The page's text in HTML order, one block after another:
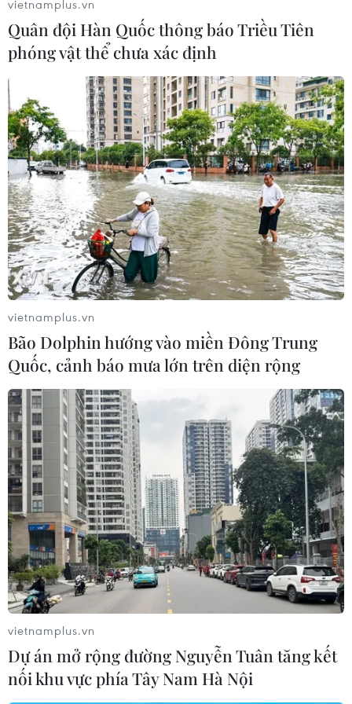
biết cháy rừng không đe dọa tới các khu dân cư,
khu công nghiệp Lavilledieu cũng được đảm
bảo an toàn.
Một vài con đường đã được phong tỏa để phục
vụ công tác điều tra nguyên nhân cháy rừng./.
(TTXVN/Vietnam+)
#Đông Nam nước Pháp
#Cháy rừng
#Lực lượng cứu hỏa
Pháp
Theo dõi VietnamPlus
TIN LIÊN QUAN
vietnamplus.vn
Quân đội Hàn Quốc thông báo Triều Tiên
phóng vật thể chưa xác định
vietnamplus.vn
Bão Dolphin hướng vào miền Đông Trung
Quốc, cảnh báo mưa lớn trên diện rộng
vietnamplus.vn
Dự án mở rộng đường Nguyễn Tuân tăng kết
nối khu vực phía Tây Nam Hà Nội